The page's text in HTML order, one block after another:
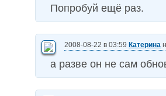
Попробуй ещё раз.
2008-08-22 в 03:59 Катерина
а разве он не сам